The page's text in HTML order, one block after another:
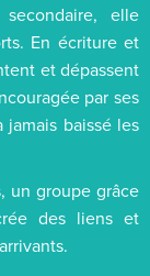
elle
En écriture et
et dépassent
par ses
baissé les
un groupe grâce
des liens et